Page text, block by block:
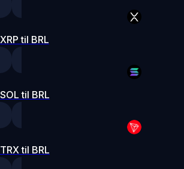
XRP til BRL
SOL til BRL
TRX til BRL